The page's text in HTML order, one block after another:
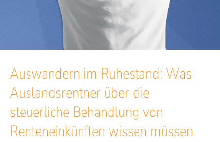
Auswandern im Ruhestand: Was
Auslandsrentner über die
steuerliche Behandlung von
Renteneinkünften wissen müssen